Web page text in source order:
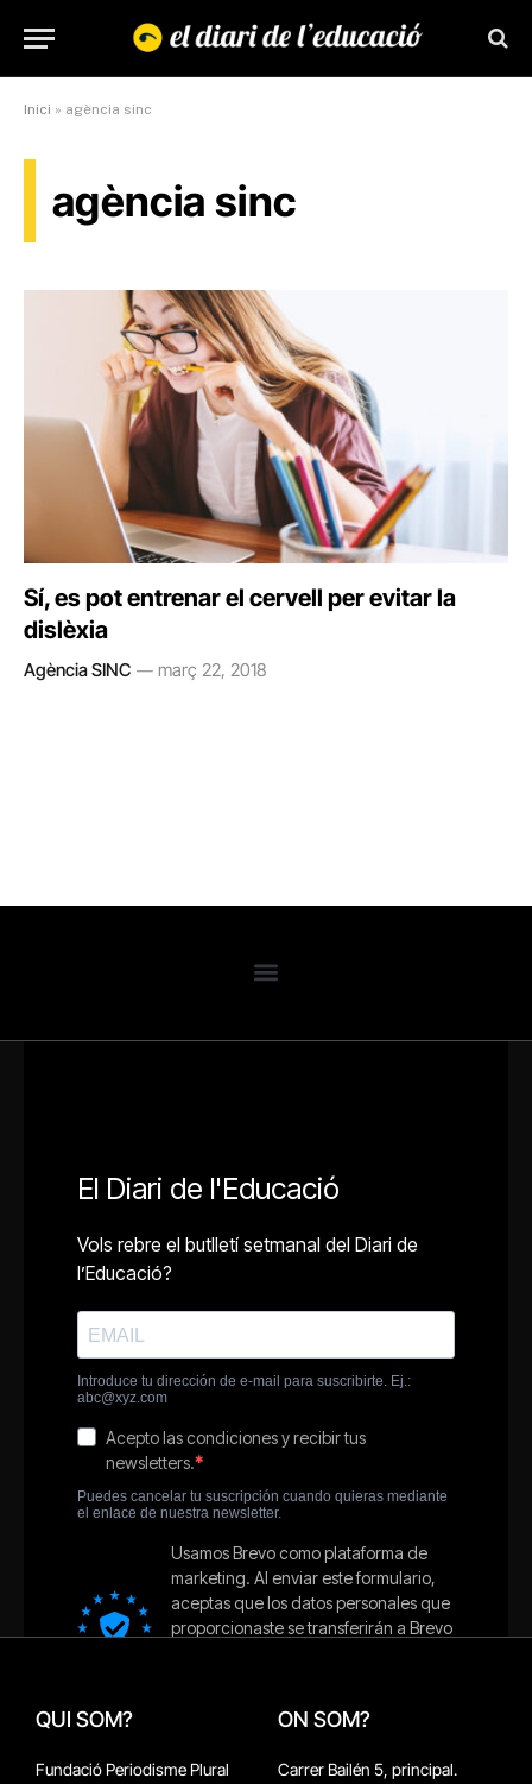
Inici » agència sinc
agència sinc
Sí, es pot entrenar el cervell per evitar la
dislèxia
Agència SINC març 22, 2018
QUI SOM?
Fundació Periodisme Plural
ON SOM?
Carrer Bailén 5, principal.